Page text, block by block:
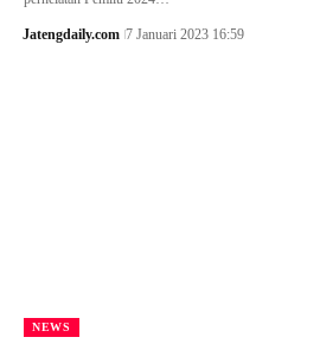
Jatengdaily.com 7 Januari 2023 16:59
NEWS